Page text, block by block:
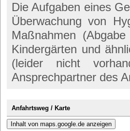
Die Aufgaben eines
Überwachung von
Maßnahmen
Kindergärten und
(leider nicht
Ansprechpartner des
Anfahrtsweg / Karte
Inhalt von maps.google.de anzeigen